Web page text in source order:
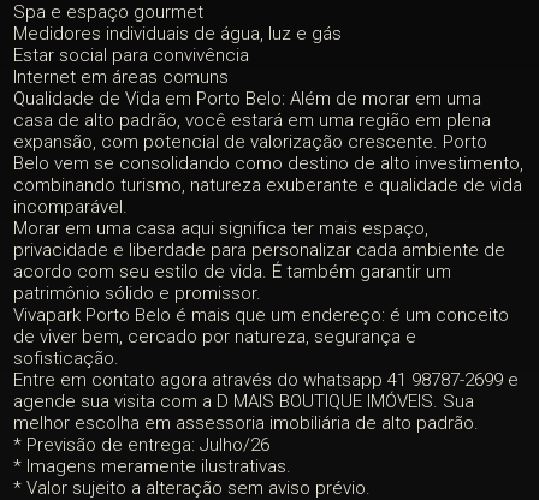
Spa e espaço gourmet
Medidores individuais de água, luz e gás
Estar social para convivência
Internet em áreas comuns
Qualidade de Vida em Porto Belo: Além de morar em uma
casa de alto padrão, você estará em uma região em plena
expansão, com potencial de valorização crescente. Porto
Belo vem se consolidando como destino de alto investimento,
combinando turismo, natureza exuberante e qualidade de vida
incomparável.
Morar em uma casa aqui significa ter mais espaço,
privacidade e liberdade para personalizar cada ambiente de
acordo com seu estilo de vida. É também garantir um
patrimônio sólido e promissor.
Vivapark Porto Belo é mais que um endereço: é um conceito
de viver bem, cercado por natureza, segurança e
sofisticação.
Entre em contato agora através do whatsapp 41 98787-2699 e
agende sua visita com a D MAIS BOUTIQUE IMÓVEIS. Sua
melhor escolha em assessoria imobiliária de alto padrão.
* Previsão de entrega: Julho/26
* Imagens meramente ilustrativas.
* Valor sujeito a alteração sem aviso prévio.